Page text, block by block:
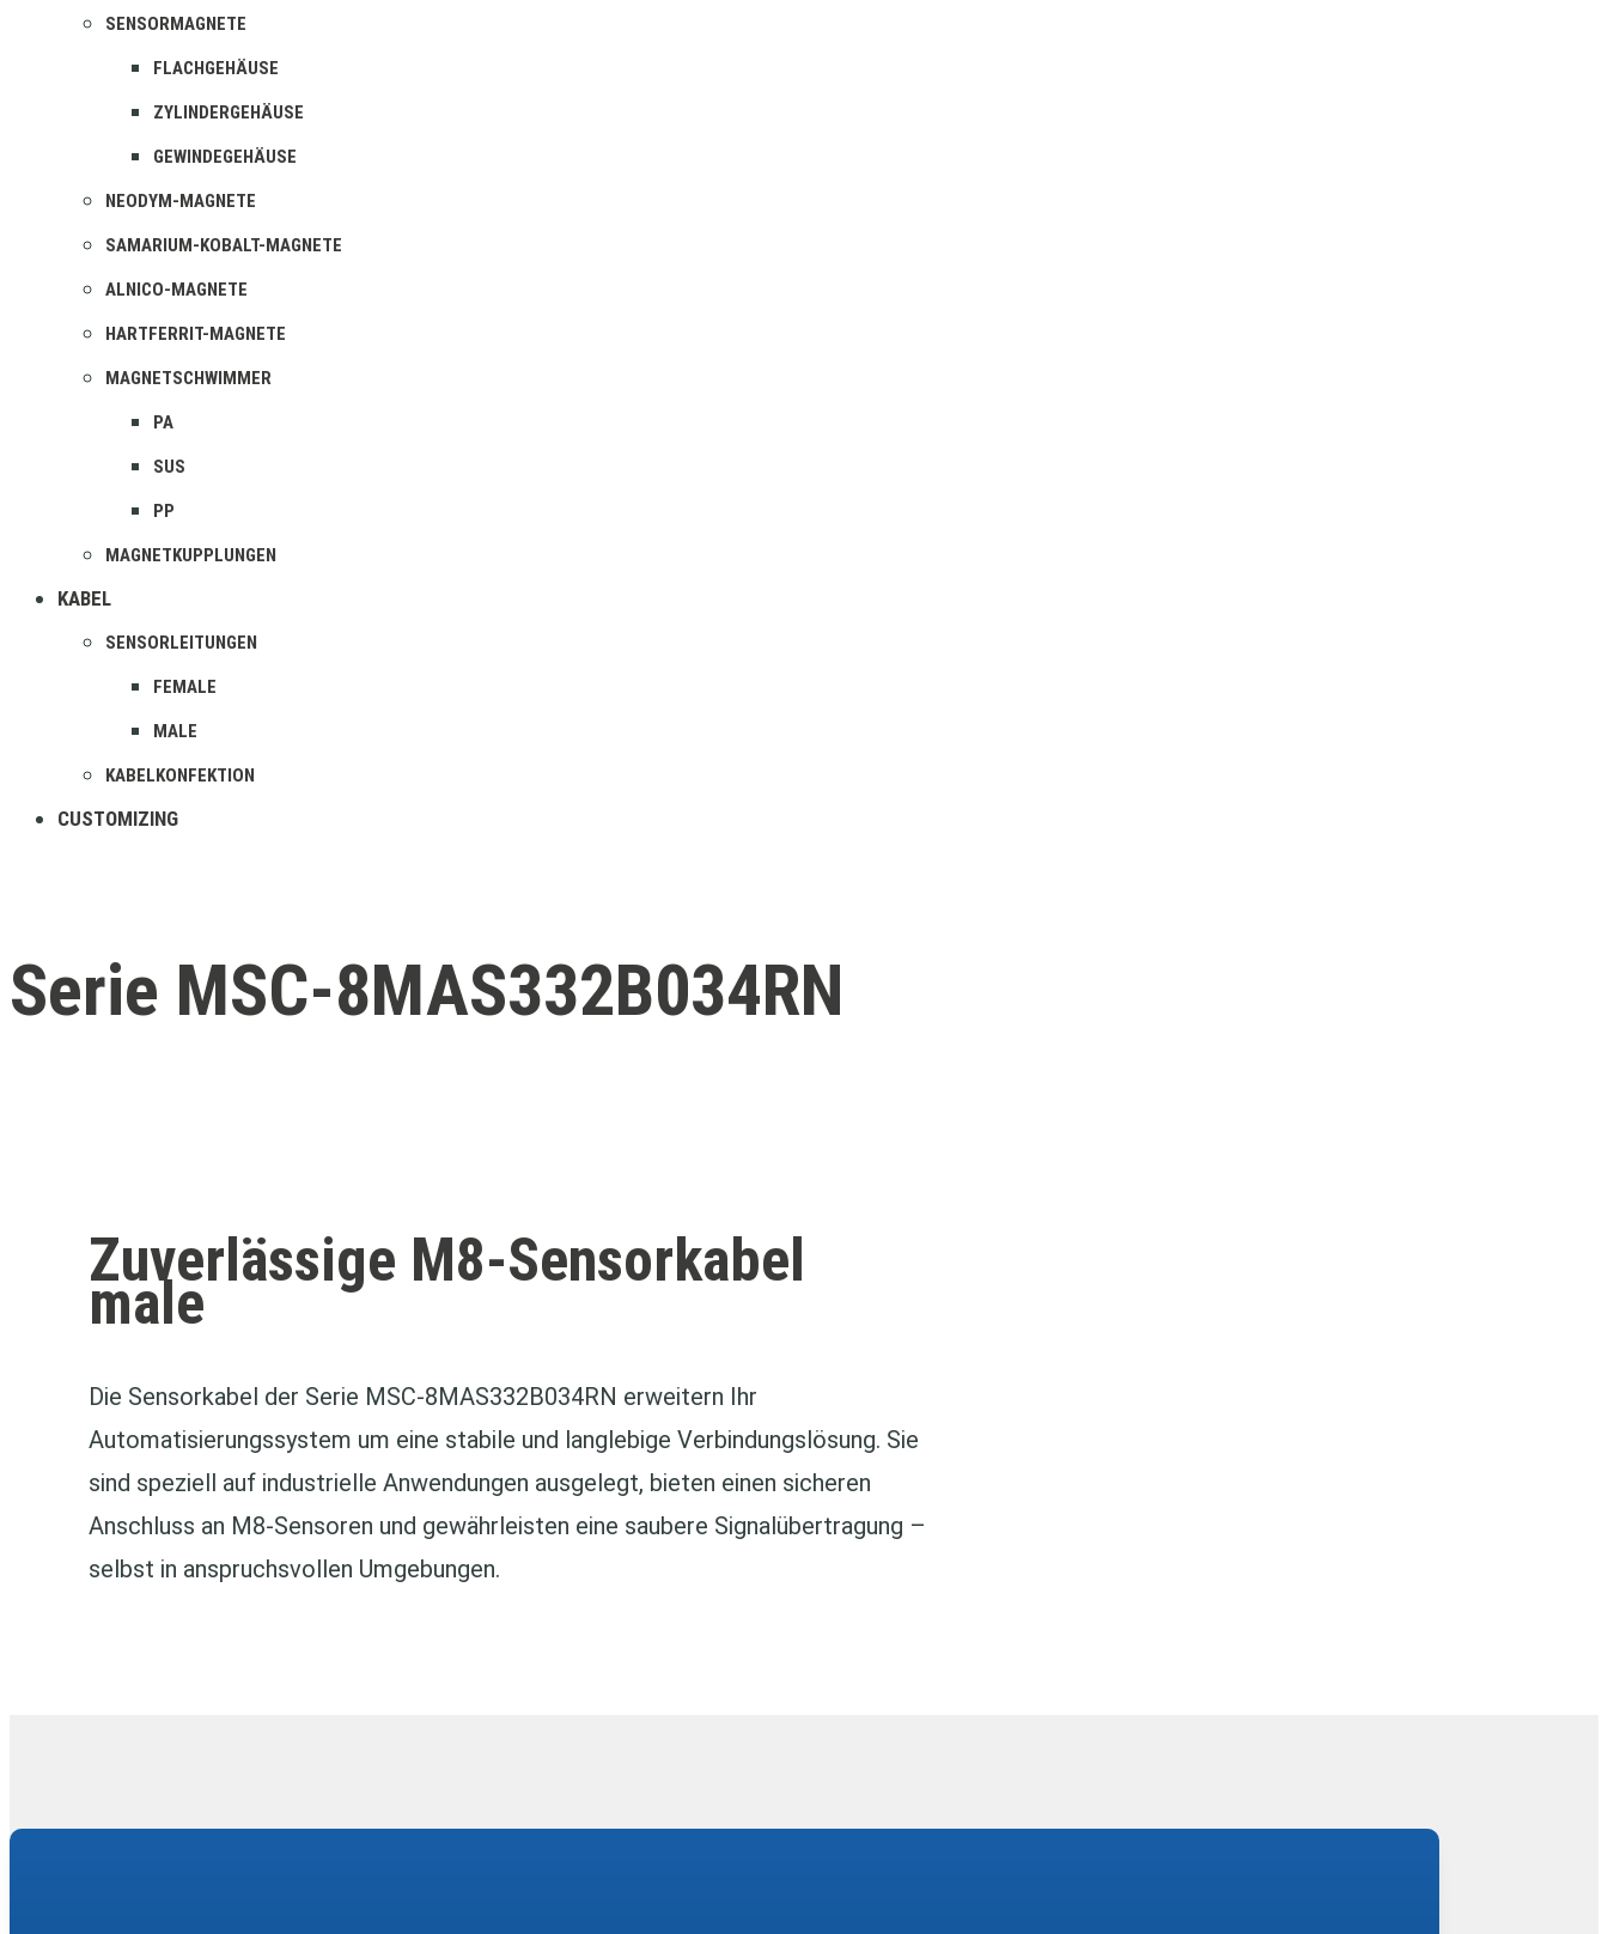
SENSORMAGNETE
FLACHGEHÄUSE
ZYLINDERGEHÄUSE
GEWINDEGEHÄUSE
NEODYM-MAGNETE
SAMARIUM-KOBALT-MAGNETE
ALNICO-MAGNETE
HARTFERRIT-MAGNETE
MAGNETSCHWIMMER
PA
SUS
PP
MAGNETKUPPLUNGEN
KABEL
SENSORLEITUNGEN
FEMALE
MALE
KABELKONFEKTION
CUSTOMIZING
Serie MSC‑8MAS332B034RN
Zuverlässige M8-Sensorkabel
male
Die Sensorkabel der Serie MSC‑8MAS332B034RN erweitern Ihr
Automatisierungssystem um eine stabile und langlebige Verbindungslösung. Sie
sind speziell auf industrielle Anwendungen ausgelegt, bieten einen sicheren
Anschluss an M8‑Sensoren und gewährleisten eine saubere Signalübertragung –
selbst in anspruchsvollen Umgebungen.